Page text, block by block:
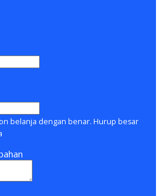
belanja dengan benar. Hurup besar